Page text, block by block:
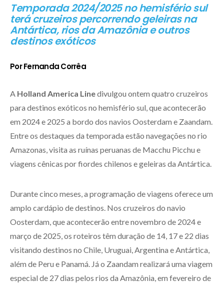
Temporada 2024/2025 no hemisfério sul
terá cruzeiros percorrendo geleiras na
Antártica, rios da Amazônia e outros
destinos exóticos
Por Fernanda Corrêa
A Holland America Linedivulgou ontem quatro cruzeiros
para destinos exóticos no hemisfério sul, que acontecerão
em 2024 e 2025 a bordo dos navios Oosterdam e Zaandam.
Entre os destaques da temporada estão navegações no rio
Amazonas, visita as ruínas peruanas de Macchu Picchu e
viagens cênicas por fiordes chilenos e geleiras da Antártica.
Durante cinco meses, a programação de viagens oferece um
amplo cardápio de destinos. Nos cruzeiros do navio
Oosterdam, que acontecerão entre novembro de 2024 e
março de 2025, os roteiros têm duração de 14, 17 e 22 dias
visitando destinos no Chile, Uruguai, Argentina e Antártica,
além de Peru e Panamá. Já o Zaandam realizará uma viagem
especial de 27 dias pelos rios da Amazônia, em fevereiro de